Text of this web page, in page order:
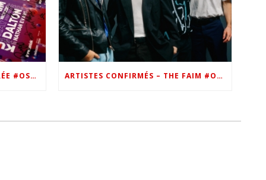
VIP – LES PHOTOS DE LA SOIRÉE #OSN22 ARTISTES CONFIRMÉS – THE FAIM #OSN22